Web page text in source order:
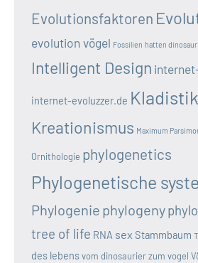
Evolutionsfaktoren
evolution vögel Fossilien hatten
Intelligent Design
internet-evoluzzer.de Kladistik
Kreationismus Maximum
Ornithologie phylogenetics
Phylogenetische
Phylogenie phylogeny
tree of life RNA sex Stammbaum
des lebensvom dinosaurier zum vogel